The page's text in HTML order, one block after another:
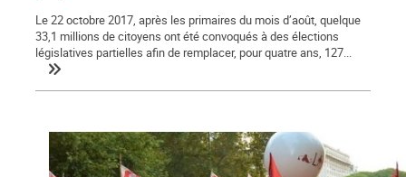
Le 22 octobre 2017, après les primaires du mois d’août, quelque
33,1 millions de citoyens ont été convoqués à des élections
législatives partielles afin de remplacer, pour quatre ans, 127...